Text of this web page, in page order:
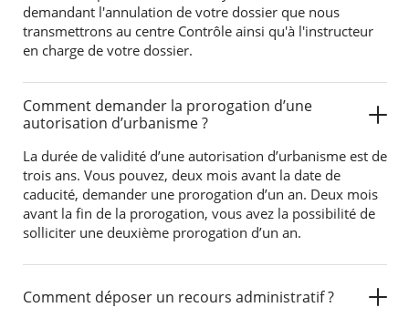
demandant l'annulation de votre dossier que nous
transmettrons au centre Contrôle ainsi qu'à l'instructeur
en charge de votre dossier.
Comment demander la prorogation d’une
autorisation d’urbanisme ?
La durée de validité d’une autorisation d’urbanisme est de
trois ans. Vous pouvez, deux mois avant la date de
caducité, demander une prorogation d’un an. Deux mois
avant la fin de la prorogation, vous avez la possibilité de
solliciter une deuxième prorogation d’un an.
Comment déposer un recours administratif ?